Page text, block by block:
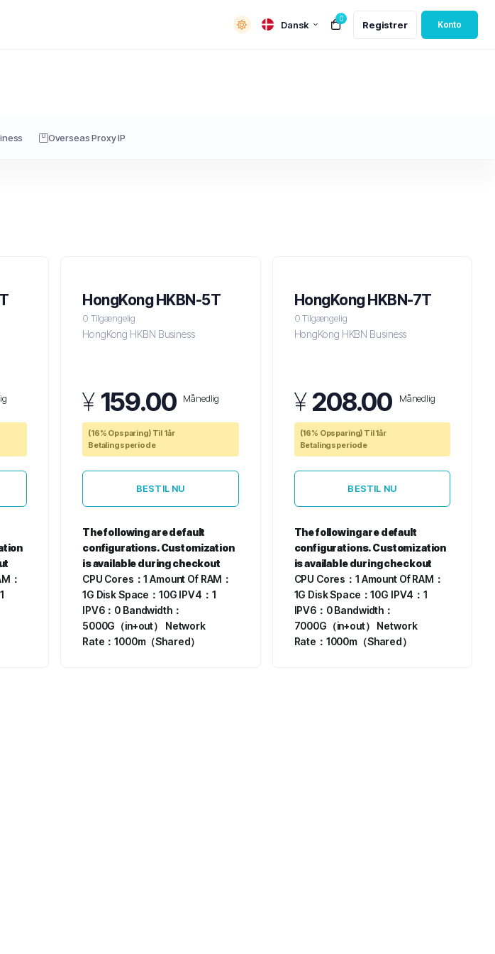
Dansk
0
Registrer Konto
Overseas Proxy IP
：
HongKong HKBN-5T
0 Tilgængelig
HongKong HKBN Business
¥ 159.00 Månedlig
(16% Opsparing) Til 1år
Betalingsperiode
BESTIL NU
The following are default
configurations. Customization
is available during checkout
CPU Cores：1 Amount Of RAM：
1G Disk Space：10G IPV4：1
IPV6：0 Bandwidth：
5000G（in+out）
Network
Rate：1000m（Shared）
HongKong HKBN-7T
0 Tilgængelig
HongKong HKBN Business
¥208.00 Månedlig
(16% Opsparing) Til 1år
Betalingsperiode
BESTIL NU
The following are default
configurations. Customization
is available during checkout
CPU Cores：1 Amount Of RAM：
1G Disk Space：10G IPV4：1
IPV6：0Bandwidth：
7000G（in+out）
Network
Rate：1000m（Shared）